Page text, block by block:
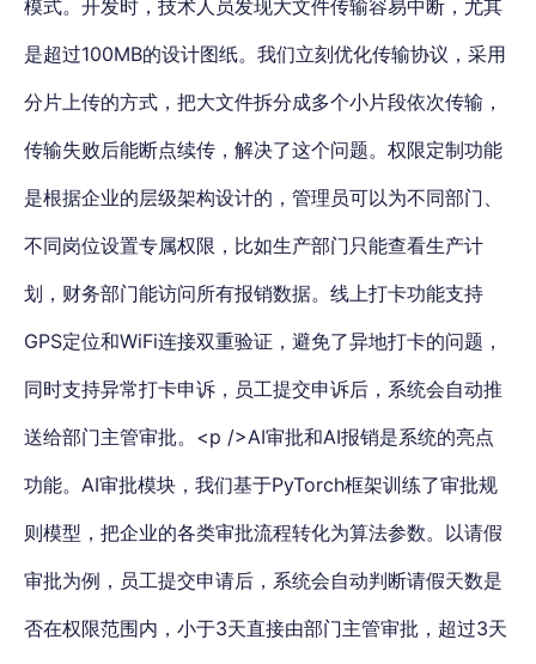
模式。开发时，技术人员发现大文件传输容易中断，尤其
是超过100MB的设计图纸。我们立刻优化传输协议，采用
分片上传的方式，把大文件拆分成多个小片段依次传输，
传输失败后能断点续传，解决了这个问题。权限定制功能
是根据企业的层级架构设计的，管理员可以为不同部门、
不同岗位设置专属权限，比如生产部门只能查看生产计
划，财务部门能访问所有报销数据。线上打卡功能支持
GPS定位和WiFi连接双重验证，避免了异地打卡的问题，
同时支持异常打卡申诉，员工提交申诉后，系统会自动推
送给部门主管审批。<p />AI审批和AI报销是系统的亮点
功能。AI审批模块，我们基于PyTorch框架训练了审批规
则模型，把企业的各类审批流程转化为算法参数。以请假
审批为例，员工提交申请后，系统会自动判断请假天数是
否在权限范围内，小于3天直接由部门主管审批，超过3天